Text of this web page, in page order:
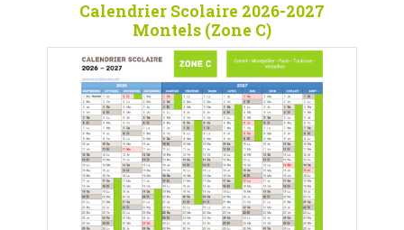
Calendrier Scolaire 2026-2027
Montels (Zone C)